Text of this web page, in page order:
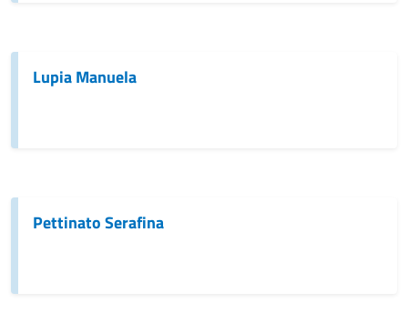
Lupia Manuela
Pettinato Serafina